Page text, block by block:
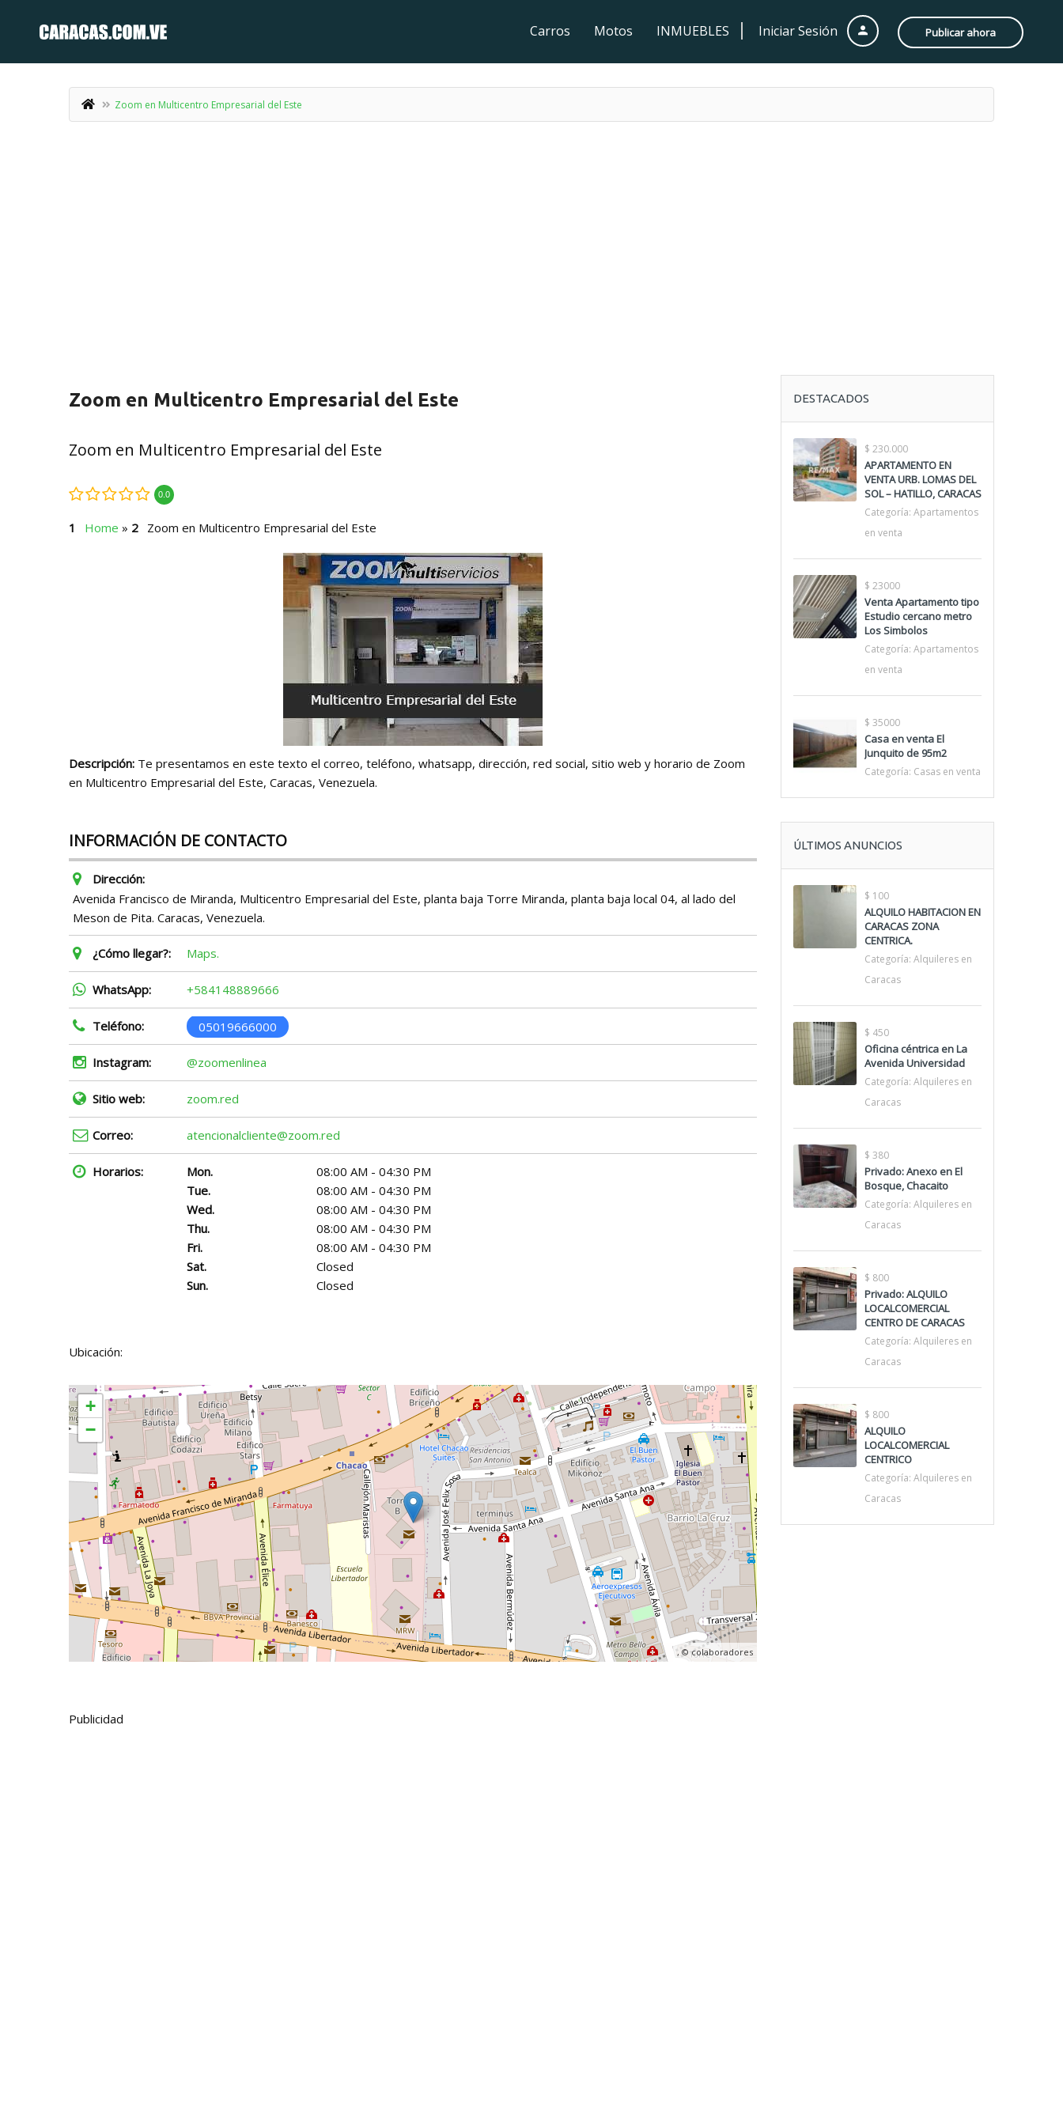
Iniciar Sesión Publicar ahora
Carros Motos INMUEBLES
Zoom en Multicentro Empresarial del Este
Zoom en Multicentro Empresarial del Este
Zoom en Multicentro Empresarial del Este
0.0
Home » Zoom en Multicentro Empresarial del Este
Descripción: Te presentamos en este texto el correo, teléfono, whatsapp, dirección, red social, sitio web y horario de Zoom
en Multicentro Empresarial del Este, Caracas, Venezuela.
INFORMACIÓN DE CONTACTO
Dirección:
Avenida Francisco de Miranda, Multicentro Empresarial del Este, planta baja Torre Miranda, planta baja local 04, al lado del
Meson de Pita. Caracas, Venezuela.
¿Cómo llegar?: Maps.
WhatsApp: +584148889666
Teléfono: 05019666000
Instagram: @zoomenlinea
Sitio web: zoom.red
Correo: atencionalcliente@zoom.red
Horarios: Mon.
08:00 AM - 04:30 PM
Tue.
08:00 AM - 04:30 PM
Wed.
08:00 AM - 04:30 PM
Thu.
08:00 AM - 04:30 PM
Fri.
08:00 AM - 04:30 PM
Sat.
Closed
Sun.
Closed
Ubicación:
+
−
, ©colaboradores
Publicidad
DESTACADOS
$ 230.000
APARTAMENTO EN
VENTA URB. LOMAS DEL
SOL – HATILLO, CARACAS
Categoría: Apartamentos
en venta
$ 23000
Venta Apartamento tipo
Estudio cercano metro
Los Simbolos
Categoría: Apartamentos
en venta
$ 35000
Casa en venta El
Junquito de 95m2
Categoría: Casas en venta
ÚLTIMOS ANUNCIOS
$ 100
ALQUILO HABITACION EN
CARACAS ZONA
CENTRICA.
Categoría: Alquileres en
Caracas
$ 450
Oficina céntrica en La
Avenida Universidad
Categoría: Alquileres en
Caracas
$ 380
Privado: Anexo en El
Bosque, Chacaito
Categoría: Alquileres en
Caracas
$ 800
Privado: ALQUILO
LOCALCOMERCIAL
CENTRO DE CARACAS
Categoría: Alquileres en
Caracas
$ 800
ALQUILO
LOCALCOMERCIAL
CENTRICO
Categoría: Alquileres en
Caracas